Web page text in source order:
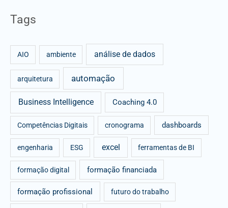
f
Tags
AIO ambiente análise de dados
arquitetura automação
Business Intelligence Coaching 4.0
Competências Digitais cronograma dashboards
engenharia ESG excel ferramentas de BI
formação digital formação financiada
formação profissional futuro do trabalho